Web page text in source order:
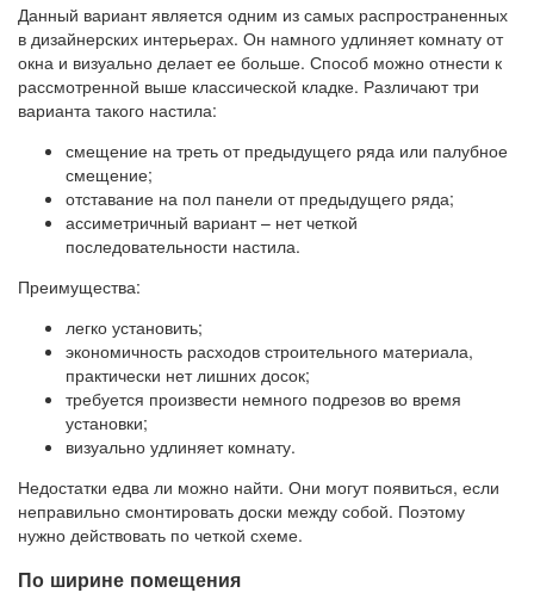
Данный вариант является одним из самых распространенных
в дизайнерских интерьерах. Он намного удлиняет комнату от
окна и визуально делает ее больше. Способ можно отнести к
рассмотренной выше классической кладке. Различают три
варианта такого настила:
смещение на треть от предыдущего ряда или палубное
смещение;
отставание на пол панели от предыдущего ряда;
ассиметричный вариант – нет четкой
последовательности настила.
Преимущества:
легко установить;
экономичность расходов строительного материала,
практически нет лишних досок;
требуется произвести немного подрезов во время
установки;
визуально удлиняет комнату.
Недостатки едва ли можно найти. Они могут появиться, если
неправильно смонтировать доски между собой. Поэтому
нужно действовать по четкой схеме.
По ширине помещения